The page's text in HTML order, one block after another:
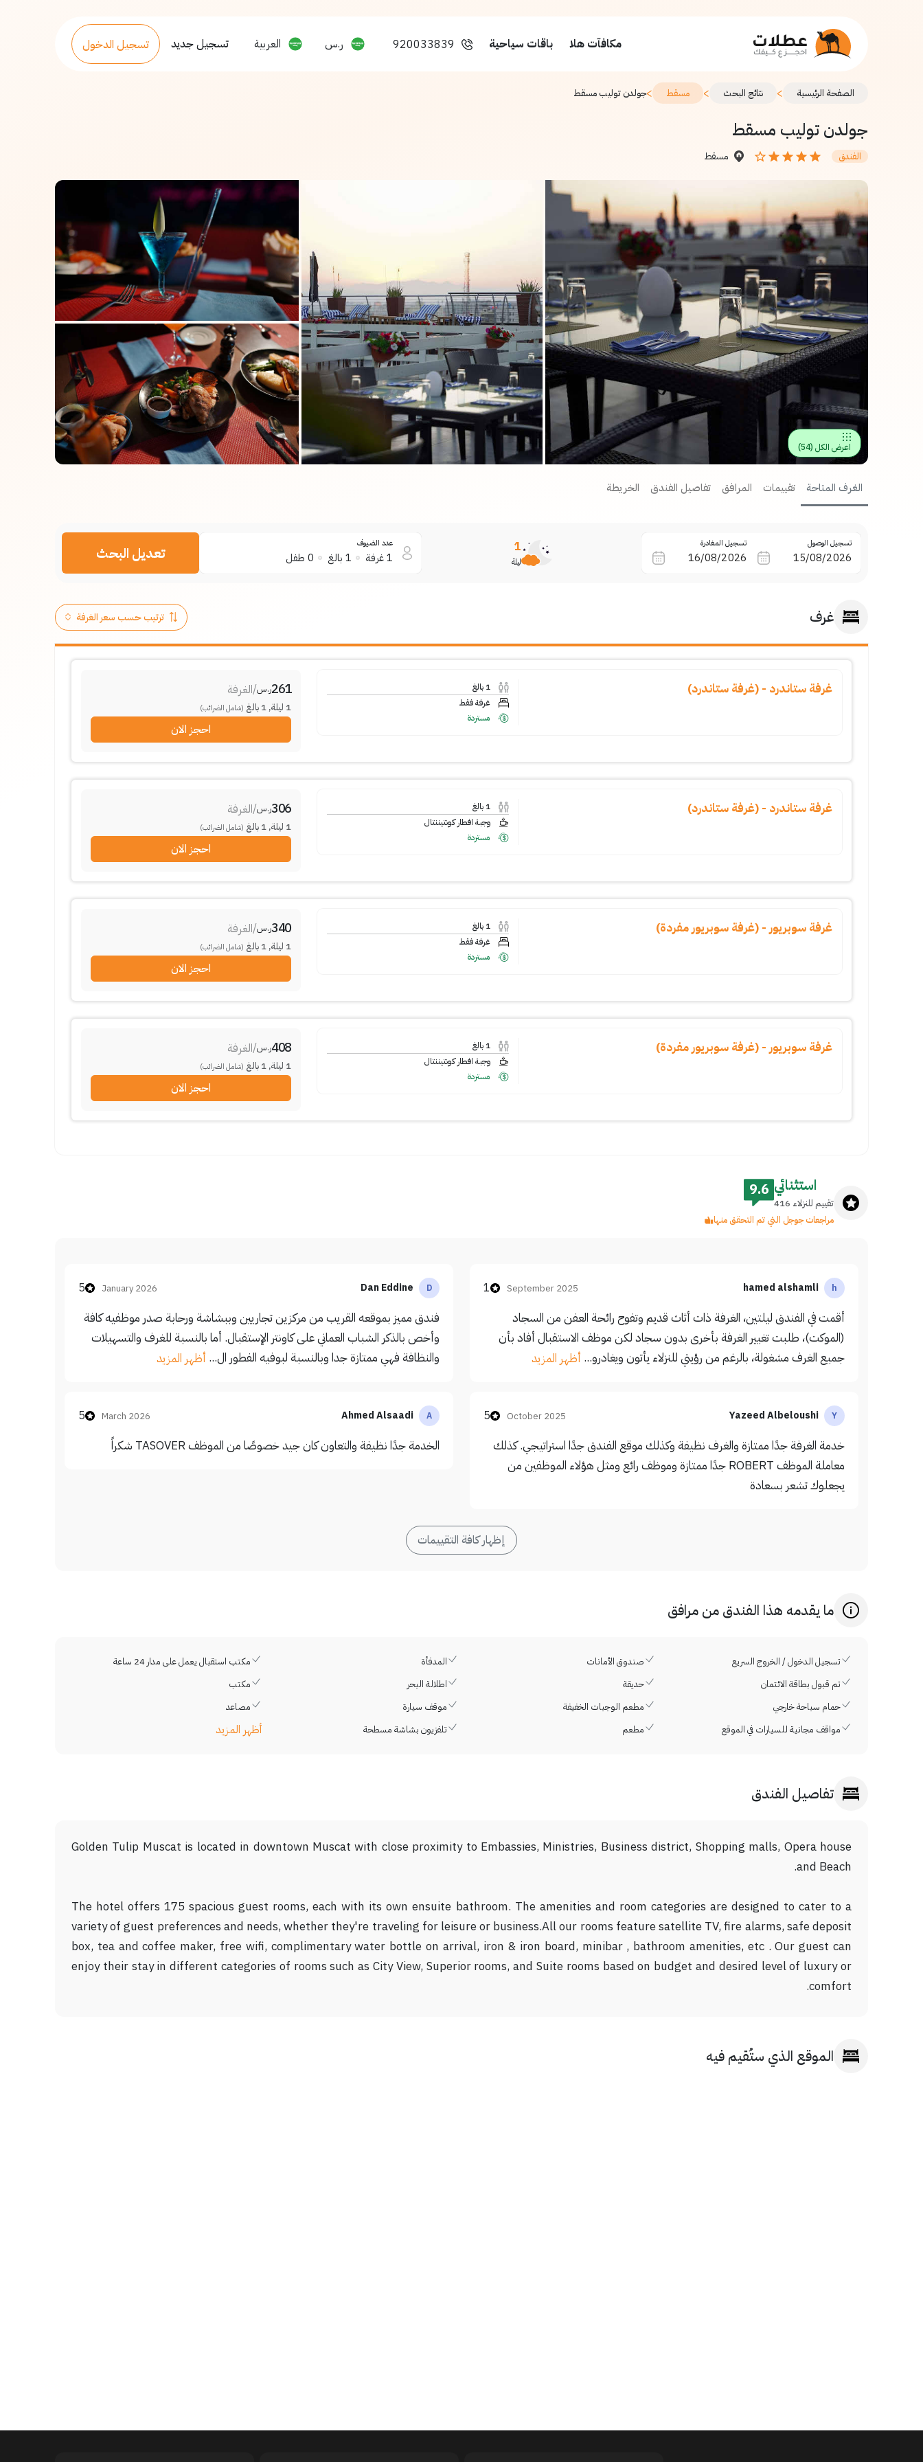
مكافآت هلا باقات سياحية 920033839 ر.س العربية تسجيل جديد تسجيل الدخول
الصفحة الرئيسية > نتائج البحث > مسقط >جولدن توليب مسقط
جولدن توليب مسقط
الفندق مسقط
اعرض الكل (
54
)
الغرف المتاحة تقييمات المرافق تفاصيل الفندق الخريطة
تسجيل الوصول تسجيل المغادرة 1
ليلة
عدد الضيوف
1غرفة 1 بالغ 0 طفل تعديل البحث
غرف
غرفة ستاندرد - (غرفة ستاندرد) 1 بالغ
غرفة فقط
مستردة
261ر.س/الغرفة
1 ليلة,
1 بالغ (شامل الضرائب)
احجز الان
غرفة ستاندرد - (غرفة ستاندرد) 1 بالغ
وجبة افطار كونتيننتال
مستردة
306ر.س/الغرفة
1 ليلة,
1 بالغ (شامل الضرائب)
احجز الان
غرفة سوبريور - (غرفة سوبريور مفردة) 1 بالغ
غرفة فقط
مستردة
340ر.س/الغرفة
1 ليلة,
1 بالغ (شامل الضرائب)
احجز الان
غرفة سوبريور - (غرفة سوبريور مفردة) 1 بالغ
وجبة افطار كونتيننتال
مستردة
408ر.س/الغرفة
1 ليلة,
1 بالغ (شامل الضرائب)
احجز الان
استثنائي
تقييم للنزلاء 416
9.6
مراجعات جوجل التي تم التحقق منها
h
hamed alshamli
September 2025
1
أقمت في الفندق ليلتين، الغرفة ذات أثاث قديم وتفوح رائحة العفن من السجاد
(الموكت)، طلبت تغيير الغرفة بأخرى بدون سجاد لكن موظف الاستقبال أفاد بأن
جميع الغرف مشغولة، بالرغم من رؤيتي للنزلاء يأتون ويغادرو... أظهر المزيد
D
Dan Eddine
January 2026
5
فندق مميز بموقعه القريب من مركزين تجاريين وببشاشة ورحابة صدر موظفيه كافة
وأخص بالذكر الشباب العماني على كاونتر الإستقبال. أما بالنسبة للغرف والتسهيلات
والنظافة فهي ممتازة جدا وبالنسبة لبوفيه الفطور ال... أظهر المزيد
Y
Yazeed Albeloushi
October 2025
5
خدمة الغرفة جدًا ممتازة والغرف نظيفة وكذلك موقع الفندق جدًا استراتيجي. كذلك
معاملة الموظف ROBERT جدًا ممتازة وموظف رائع ومثل هؤلاء الموظفين من
يجعلوك تشعر بسعادة
A
Ahmed Alsaadi
March 2026
5
الخدمة جدًا نظيفة والتعاون كان جيد خصوصًا من الموظف TASOVER شكراً
إظهار كافة التقييمات
ما يقدمه هذا الفندق من مرافق
تسجيل الدخول / الخروج السريع صندوق الأمانات المدفأة
مكتب استقبال يعمل على مدار 24 ساعة
تم قبول بطاقة الائتمان
حديقة اطلالة البحر
مكتب
حمام سباحة خارجي
مطعم الوجبات الخفيفة موقف سيارة
مصاعد
مواقف مجانية للسيارات في الموقع
مطعم تلفزيون بشاشة مسطحة أظهر المزيد
تفاصيل الفندق
Golden Tulip Muscat is located in downtown Muscat with close proximity to Embassies, Ministries, Business district, Shopping malls, Opera house
and Beach.
The hotel offers 175 spacious guest rooms, each with its own ensuite bathroom. The amenities and room categories are designed to cater to a
variety of guest preferences and needs, whether they're traveling for leisure or business.All our rooms feature satellite TV, fire alarms, safe deposit
box, tea and coffee maker, free wifi, complimentary water bottle on arrival, iron & iron board, minibar , bathroom amenities, etc . Our guest can
enjoy their stay in different categories of rooms such as City View, Superior rooms, and Suite rooms based on budget and desired level of luxury or
comfort.
الموقع الذي ستُقيم فيه